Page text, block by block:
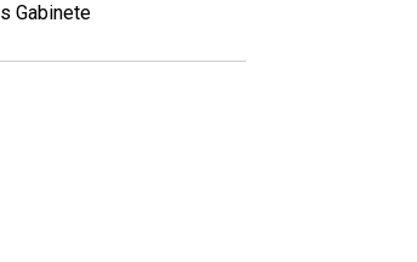
Gabinete